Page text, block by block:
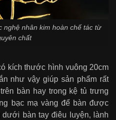
nghệ nhân kim hoàn chế tác từ
chất
kích thước hình vuông 20cm
như vậy giúp sản phẩm rất
bàn hay trong kệ tủ trưng
bạc mạ vàng để bàn được
bàn tay điêu luyện, lành